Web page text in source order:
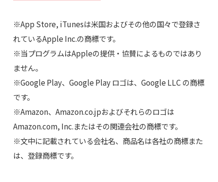
※App Store, iTunesは米国およびその他の国々で登録さ
れているApple Inc.の商標です。
※当プログラムはAppleの提供・協賛によるものではあり
ません。
※Google Play、Google Play ロゴは、Google LLC の商標
です。
※Amazon、Amazon.co.jpおよびそれらのロゴは
Amazon.com, Inc.またはその関連会社の商標です。
※文中に記載されている会社名、商品名は各社の商標また
は、登録商標です。